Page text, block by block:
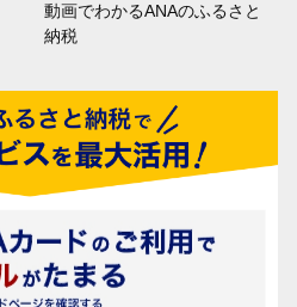
動画でわかるANAのふるさと
納税